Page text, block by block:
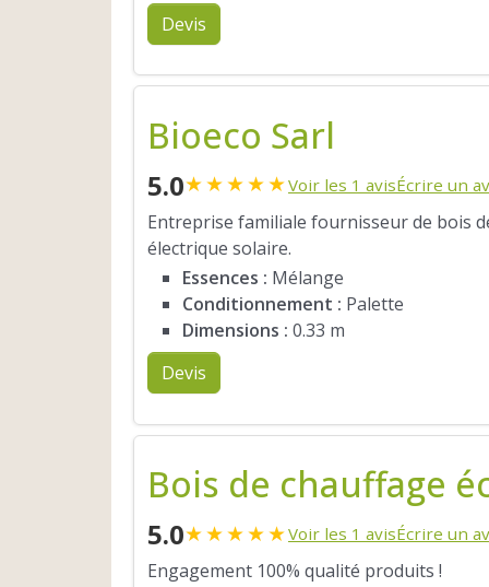
Devis
Bioeco Sarl
5.0★★★★★Voir les 1 avisÉcrire un
Entreprise familiale fournisseur de bois
électrique solaire.
Essences : Mélange
Conditionnement : Palette
Dimensions : 0.33 m
Devis
Bois de chauffage
5.0★★★★★Voir les 1 avisÉcrire un
Engagement 100% qualité produits !